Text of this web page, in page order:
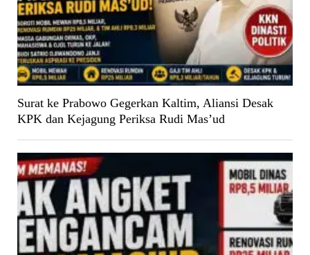
Surat ke Prabowo Gegerkan Kaltim, Aliansi Desak
KPK dan Kejagung Periksa Rudi Mas’ud